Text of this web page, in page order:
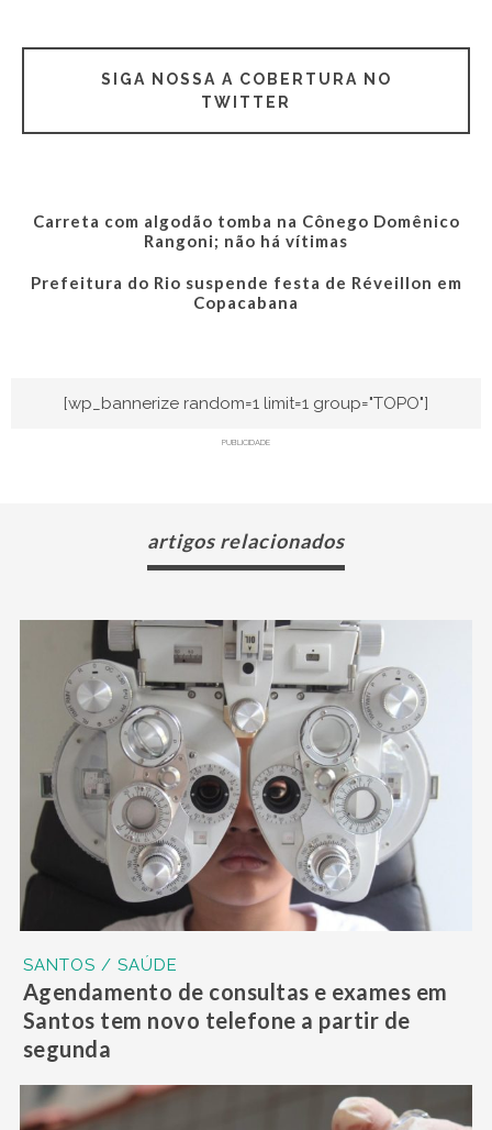
SIGA NOSSA A COBERTURA NO
TWITTER
Carreta com algodão tomba na Cônego Domênico
Rangoni; não há vítimas
Prefeitura do Rio suspende festa de Réveillon em
Copacabana
[wp_bannerize random=1 limit=1 group="TOPO"]
PUBLICIDADE
artigos relacionados
SANTOS / SAÚDE
Agendamento de consultas e exames em
Santos tem novo telefone a partir de
segunda